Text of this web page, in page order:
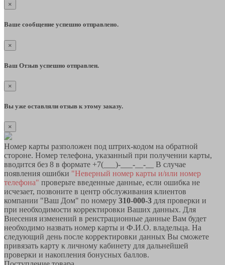
×
Ваше сообщение успешно отправлено.
×
Ваш Отзыв успешно отправлен.
×
Вы уже оставляли отзыв к этому заказу.
×
Номер карты разположен под штрих-кодом на обратной
стороне. Номер телефона, указанный при получении карты,
вводится без 8 в формате +7(___)-___-__-__ В случае
появления ошибки "Неверный номер карты и/или номер
телефона" проверьте введенные данные, если ошибка не
исчезает, позвоните в центр обслуживания клиентов
компании "Ваш Дом" по номеру 310-000-3 для проверки и
при необходимости корректировки Ваших данных. Для
Внесения изменений в реистрационные данные Вам будет
необходимо назвать номер карты и Ф.И.О. владельца. На
следующий день после корректировки данных Вы сможете
привязать карту к личному кабинету для дальнейшей
проверки и накопления бонусных баллов.